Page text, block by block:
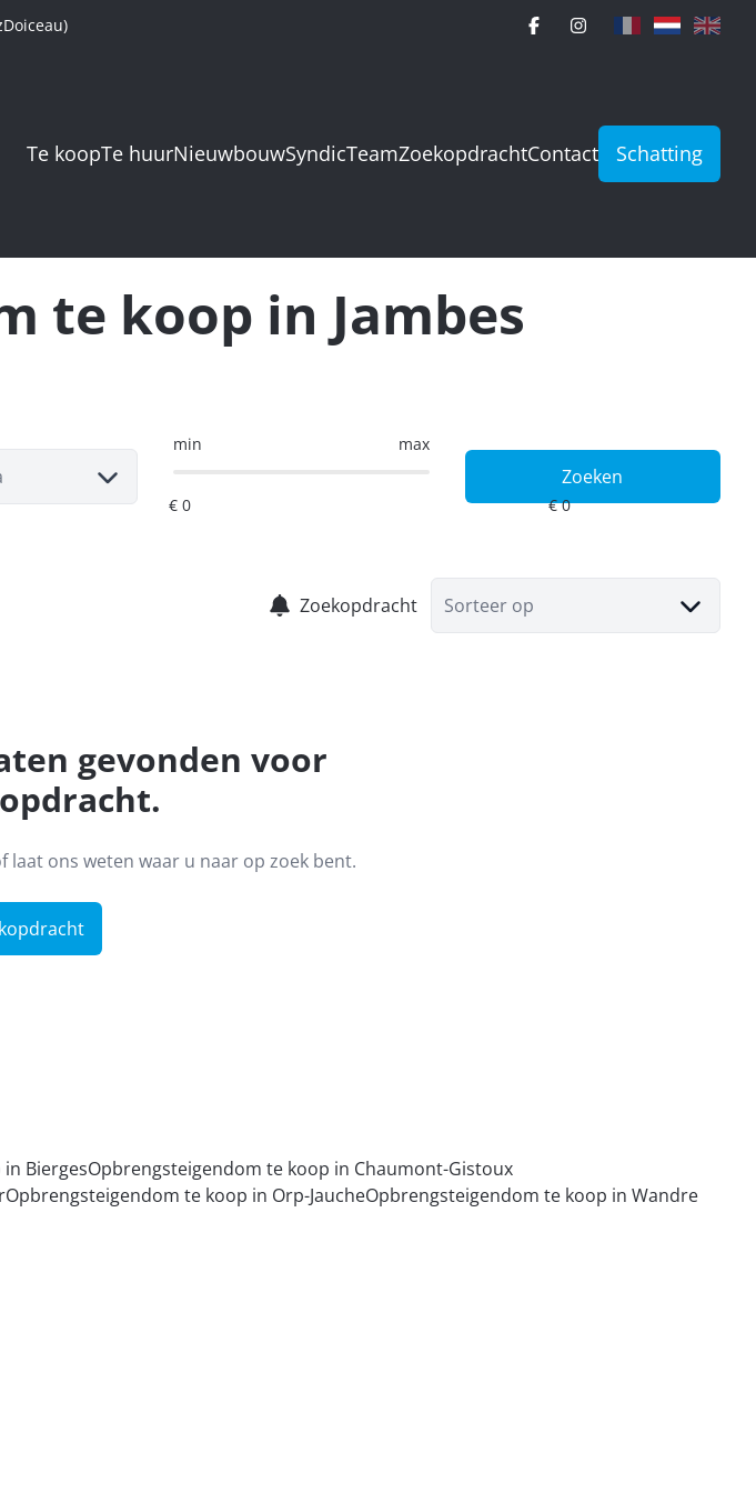
Te koopTe huurNieuwbouwSyndicTeamZoekopdrachtContact Schatting
te koop in Jambes
min max
Zoeken
Zoekopdracht Sorteer op
gevonden voor
ons weten waar u naar op zoek bent.
BiergesOpbrengsteigendom te koop in Chaumont-Gistoux
Opbrengsteigendom te koop in Orp-JaucheOpbrengsteigendom te koop in Wandre